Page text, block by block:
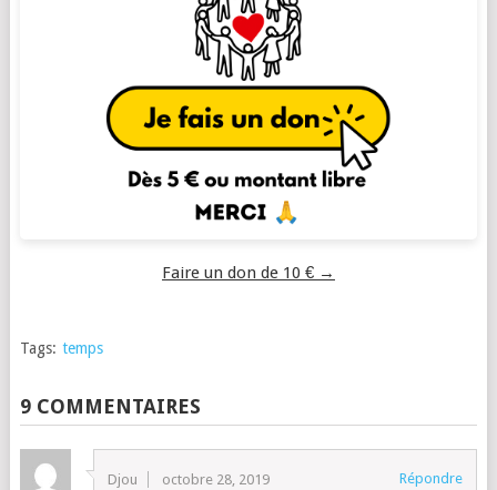
Faire un don de 10 € →
Tags: temps
9 COMMENTAIRES
Djou octobre 28, 2019 Répondre